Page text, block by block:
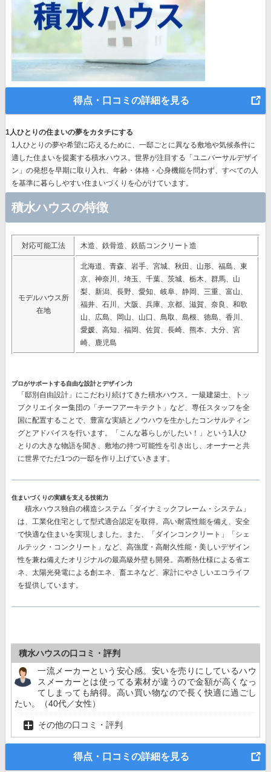
得点・口コミの詳細を見る
1人ひとりの住まいの夢をカタチにする
1人ひとりの夢や希望に応えるために、一邸ごとに異なる敷地や気候条件に
適した住まいを提案する積水ハウス。世界が注目する 「ユニバーサルデザイ
ン」の発想を早期に取り入れ、年齢・体格・心身機能を問わず、すべての人
を基準に暮らしやすい住まいづくりを心がけています。
積水ハウスの特徴
対応可能工法 木造、鉄骨造、鉄筋コンクリート造
モデルハウス所
在地
北海道、青森、岩手、宮城、秋田、山形、福島、東
京、神奈川、埼玉、千葉、茨城、栃木、群馬、山
梨、新潟、長野、愛知、岐阜、静岡、三重、富山、
福井、石川、大阪、兵庫、京都、滋賀、奈良、和歌
山、広島、岡山、山口、鳥取、島根、徳島、香川、
愛媛、高知、福岡、佐賀、長崎、熊本、大分、宮
崎、鹿児島
プロがサポートする自由な設計とデザイン力
「邸別自由設計」 にこだわり続けてきた積水ハウス。一級建築士、トッ
プクリエイター集団の 「チーフアーキテクト」 など、専任スタッフを全
国に配置することで、豊富な実績とノウハウを生かしたコンサルティン
グとアドバイスを行います。「こんな暮らしがしたい！」という1人ひ
とりの大きな物語を聞き、敷地の持つ可能性を引き出し、オーナーと共
に世界でただ1つの一邸を作り上げていきます。
住まいづくりの実績を支える技術力
積水ハウス独自の構造システム 「ダイナミックフレーム・システム」
は、工業化住宅として型式適合認定を取得。高い耐震性能を備え、安全
で快適な住まいを実現しました。また、
「ダインコンクリート」「シェ
ルテック・コンクリート」 など、高強度・高耐久性能・美しいデザイン
性を兼ね備えたオリジナルの最高級外壁も開発。高断熱仕様による省エ
ネ、太陽光発電による創エネ、畜エネなど、家計にやさしいエコライフ
を提供しています。
積水ハウスの口コミ・評判
一流メーカーという安心感。安いを売りにしているハウ
スメーカーとは使ってる素材が違うので金額が高くなっ
てしまっても納得。高い買い物なので長く快適に過ごし
たい。（40代／女性）
その他の口コミ・評判
得点・口コミの詳細を見る